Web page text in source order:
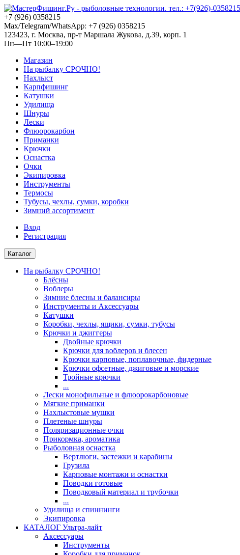
+7 (926) 0358215
Max/Telegram/WhatsApp: +7 (926) 0358215
123423, г. Москва, пр-т Маршала Жукова, д.39, корп. 1
Пн—Пт 10:00–19:00
Магазин
На рыбалку СРОЧНО!
Нахлыст
Карпфишинг
Катушки
Удилища
Шнуры
Лески
Флюорокарбон
Приманки
Крючки
Оснастка
Очки
Экипировка
Инструменты
Термосы
Тубусы, чехлы, сумки, коробки
Зимний ассортимент
Вход
Регистрация
Каталог
На рыбалку СРОЧНО!
Блёсны
Воблеры
Зимние блесны и балансиры
Инструменты и Аксессуары
Катушки
Коробки, чехлы, ящики, сумки, тубусы
Крючки и джиггеры
Двойные крючки
Крючки для воблеров и блесен
Крючки карповые, поплавочные, фидерные
Крючки офсетные, джиговые и морские
Тройные крючки
...
Лески монофильные и флюорокарбоновые
Мягкие приманки
Нахлыстовые мушки
Плетеные шнуры
Поляризационные очки
Прикормка, ароматика
Рыболовная оснастка
Вертлюги, застежки и карабины
Грузила
Карповые монтажи и оснастки
Поводки готовые
Поводковый материал и трубочки
...
Удилища и спиннинги
Экипировка
КАТАЛОГ Ультра-лайт
Аксессуары
Инструменты